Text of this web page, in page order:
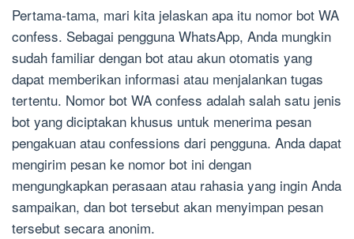
Pertama-tama, mari kita jelaskan apa itu nomor bot WA
confess. Sebagai pengguna WhatsApp, Anda mungkin
sudah familiar dengan bot atau akun otomatis yang
dapat memberikan informasi atau menjalankan tugas
tertentu. Nomor bot WA confess adalah salah satu jenis
bot yang diciptakan khusus untuk menerima pesan
pengakuan atau confessions dari pengguna. Anda dapat
mengirim pesan ke nomor bot ini dengan
mengungkapkan perasaan atau rahasia yang ingin Anda
sampaikan, dan bot tersebut akan menyimpan pesan
tersebut secara anonim.